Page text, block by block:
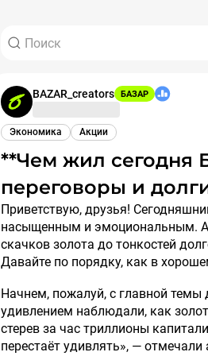
BAZAR_creators БАЗАР
Экономика Акции
**Чем жил сегодня БАЗАР: золото,
переговоры и
Приветствую, друзья! Сегодняшний день в БАЗАР выдался на редкость
насыщенным и эмоциональным.
скачков золота до тонкостей
Давайте по порядку, как в
Начнем, пожалуй, с главной
удивлением наблюдали, как
стерев за час триллионы
перестаёт удивлять», —